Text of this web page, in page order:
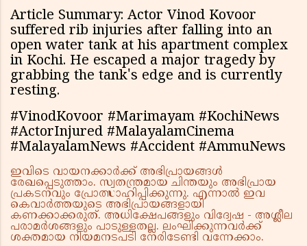
Article Summary: Actor Vinod Kovoor
suffered rib injuries after falling into an
open water tank at his apartment complex
in Kochi. He escaped a major tragedy by
grabbing the tank's edge and is currently
resting.
#VinodKovoor #Marimayam #KochiNews
#ActorInjured #MalayalamCinema
#MalayalamNews #Accident #AmmuNews
ഇവിടെ വായനക്കാർക്ക് അഭിപ്രായങ്ങൾ
രേഖപ്പെടുത്താം. സ്വതന്ത്രമായ ചിന്തയും അഭിപ്രായ
പ്രകടനവും പ്രോത്സാഹിപ്പിക്കുന്നു. എന്നാൽ ഇവ
കെവാർത്തയുടെ അഭിപ്രായങ്ങളായി
കണക്കാക്കരുത്. അധിക്ഷേപങ്ങളും വിദ്വേഷ - അശ്ലീല
പരാമർശങ്ങളും പാടുള്ളതല്ല. ലംഘിക്കുന്നവർക്ക്
ശക്തമായ നിയമനടപടി നേരിടേണ്ടി വന്നേക്കാം.